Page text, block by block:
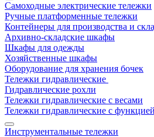
Самоходные электрические тележки
Ручные платформенные тележки
Контейнеры для производства и
Архивно-складские шкафы
Шкафы для одежды
Хозяйственные шкафы
Оборудование для хранения бочек
Тележки гидравлические
Гидравлические рохли
Тележки гидравлические с весами
Тележки гидравлические с
Инструментальные тележки